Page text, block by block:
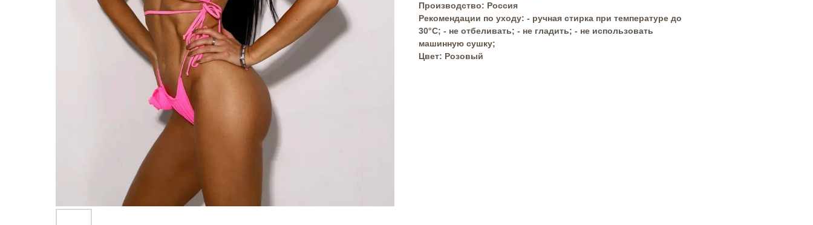
Производство: Россия
Рекомендации по уходу: - ручная стирка при температуре до
30°C; - не отбеливать; - не гладить; - не использовать
машинную сушку;
Цвет: Розовый